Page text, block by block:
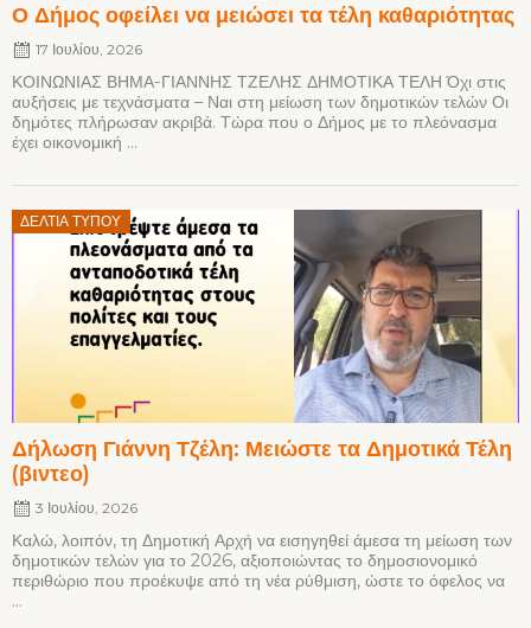
Ο Δήμος οφείλει να μειώσει τα τέλη καθαριότητας
17 Ιουλίου, 2026
ΚΟΙΝΩΝΙΑΣ ΒΗΜΑ-ΓΙΑΝΝΗΣ ΤΖΕΛΗΣ ΔΗΜΟΤΙΚΑ ΤΕΛΗ Όχι στις
αυξήσεις με τεχνάσματα – Ναι στη μείωση των δημοτικών τελών Οι
δημότες πλήρωσαν ακριβά. Τώρα που ο Δήμος με το πλεόνασμα
έχει οικονομική ...
ΔΕΛΤΊΑ ΤΎΠΟΥ
Δήλωση Γιάννη Τζέλη: Μειώστε τα Δημοτικά Τέλη
(βιντεο)
Posted
3 Ιουλίου, 2026
Καλώ, λοιπόν, τη Δημοτική Αρχή να εισηγηθεί άμεσα τη μείωση των
δημοτικών τελών για το 2026, αξιοποιώντας το δημοσιονομικό
περιθώριο που προέκυψε από τη νέα ρύθμιση, ώστε το όφελος να
...